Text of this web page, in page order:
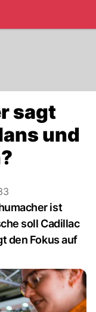
sagt
und
ist
soll Cadillac
den Fokus auf